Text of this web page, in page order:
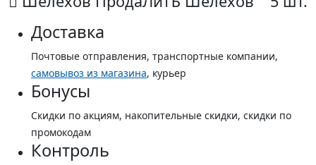
Доставка
Почтовые отправления, транспортные компании,
самовывоз из магазина, курьер
Бонусы
Скидки по акциям, накопительные скидки, скидки по
промокодам
Контроль